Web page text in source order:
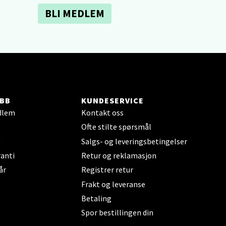
BLI MEDLEM
KUNDESERVICE
Kontakt oss
Ofte stilte spørsmål
Salgs- og leveringsbetingelser
Retur og reklamasjon
Registrer retur
Frakt og leveranse
Betaling
Spor bestillingen din